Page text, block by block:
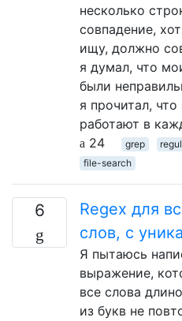
несколько
совпадение,
ищу, должно
я думал, что
были
я прочитал,
работают в
24
grep
file-search
6
Regex для
слов, с
Я пытаюсь
выражение,
все слова
из букв не